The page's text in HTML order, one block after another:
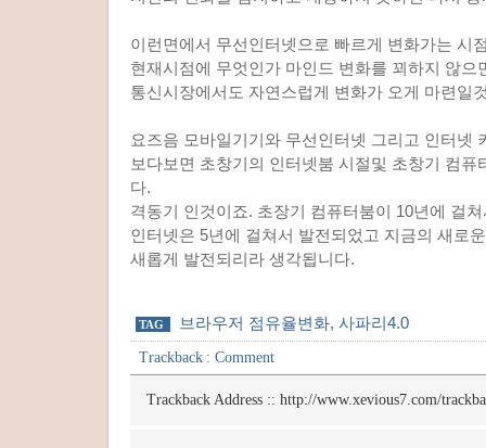
이런면에서 무선인터넷으로 빠르게 변화가는 시
현재시점에 무엇인가 마인드 변화를 꾀하지 않으
통신시장에서도 자연스럽게 변화가 오게 마련일
요즈음 모바일기기와 무선인터넷 그리고 인터넷
보다보면 초창기의 인터넷붐 시절및 초창기 컴퓨
다.
격동기 인것이죠. 초장기 컴퓨터붐이 10년에 걸
인터넷은 5년에 걸쳐서 발전되었고 지금의 새로
새롭게 발전되리라 생각됩니다.
TAG 브라우저 점유율변화, 사파리4.0
Trackback : Comment
Trackback Address :: http://www.xevious7.com/